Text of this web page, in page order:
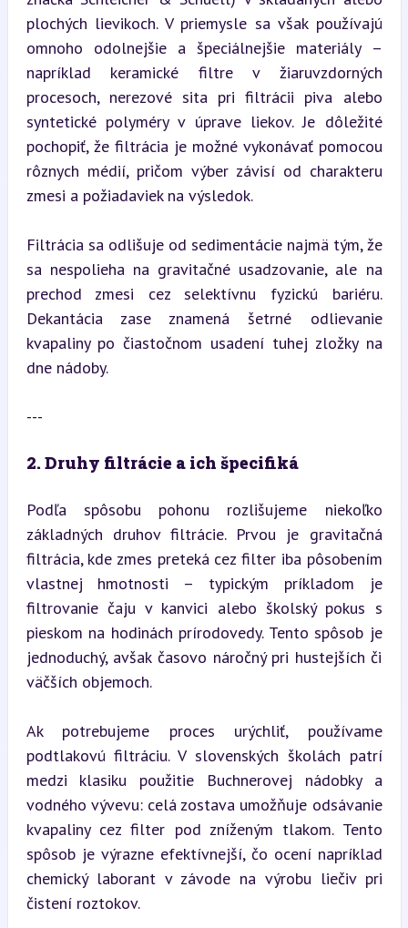
plochých lievikoch. V priemysle sa však používajú
omnoho odolnejšie a špeciálnejšie materiály –
napríklad keramické filtre v žiaruvzdorných
procesoch, nerezové sita pri filtrácii piva alebo
syntetické polyméry v úprave liekov. Je dôležité
pochopiť, že filtrácia je možné vykonávať pomocou
rôznych médií, pričom výber závisí od charakteru
zmesi a požiadaviek na výsledok.
Filtrácia sa odlišuje od sedimentácie najmä tým, že
sa nespolieha na gravitačné usadzovanie, ale na
prechod zmesi cez selektívnu fyzickú bariéru.
Dekantácia zase znamená šetrné odlievanie
kvapaliny po čiastočnom usadení tuhej zložky na
dne nádoby.
---
2. Druhy filtrácie a ich špecifiká
Podľa spôsobu pohonu rozlišujeme niekoľko
základných druhov filtrácie. Prvou je gravitačná
filtrácia, kde zmes preteká cez filter iba pôsobením
vlastnej hmotnosti – typickým príkladom je
filtrovanie čaju v kanvici alebo školský pokus s
pieskom na hodinách prírodovedy. Tento spôsob je
jednoduchý, avšak časovo náročný pri hustejších či
väčších objemoch.
Ak potrebujeme proces urýchliť, používame
podtlakovú filtráciu. V slovenských školách patrí
medzi klasiku použitie Buchnerovej nádobky a
vodného vývevu: celá zostava umožňuje odsávanie
kvapaliny cez filter pod zníženým tlakom. Tento
spôsob je výrazne efektívnejší, čo ocení napríklad
chemický laborant v závode na výrobu liečiv pri
čistení roztokov.